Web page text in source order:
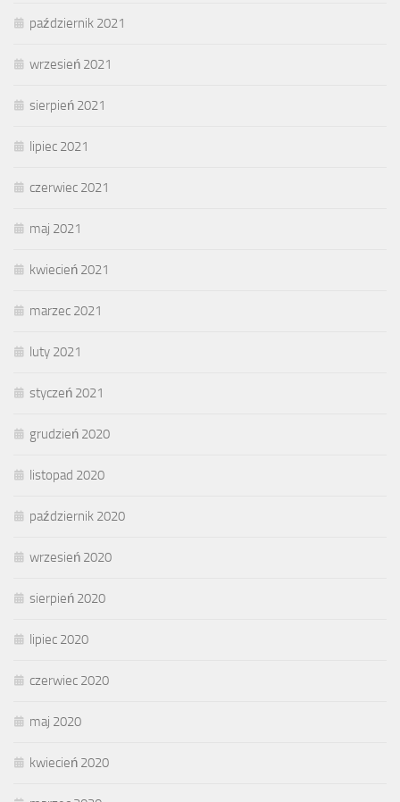
październik 2021
wrzesień 2021
sierpień 2021
lipiec 2021
czerwiec 2021
maj 2021
kwiecień 2021
marzec 2021
luty 2021
styczeń 2021
grudzień 2020
listopad 2020
październik 2020
wrzesień 2020
sierpień 2020
lipiec 2020
czerwiec 2020
maj 2020
kwiecień 2020